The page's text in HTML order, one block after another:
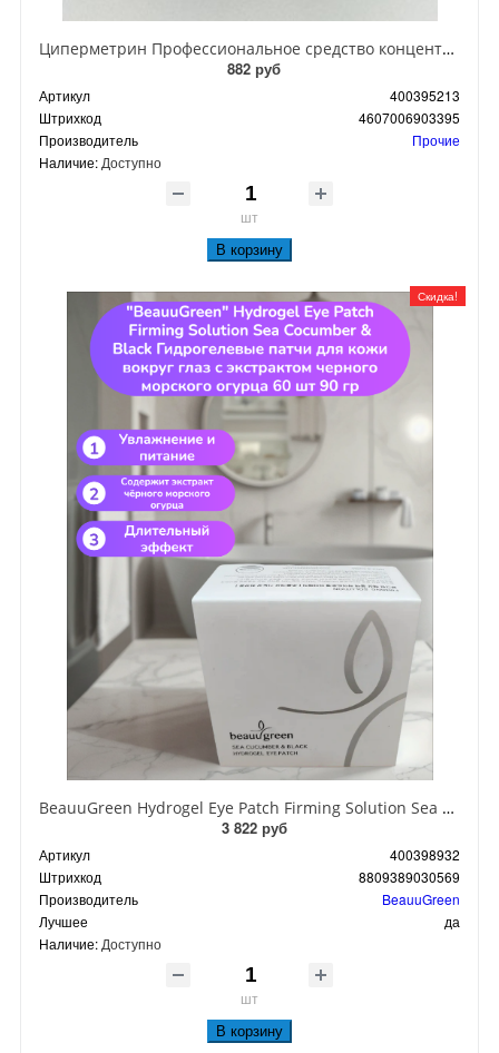
Циперметрин Профессиональное средство концентрат эмульсии 25% для уничтожения тараканов, мух,комаров, блох, клопов, муравьев, ос 50 мл
882 руб
Артикул
400395213
Штрихкод
4607006903395
Производитель
Прочие
Наличие: Доступно
шт
В корзину
Скидка!
BeauuGreen Hydrogel Eye Patch Firming Solution Sea Cocumber & Black Гидрогелевые патчи для кожи вокруг глаз с экстрактом черного морского огурца 60 шт 90 гр
3 822 руб
Артикул
400398932
Штрихкод
8809389030569
Производитель
BeauuGreen
Лучшее
да
Наличие: Доступно
шт
В корзину